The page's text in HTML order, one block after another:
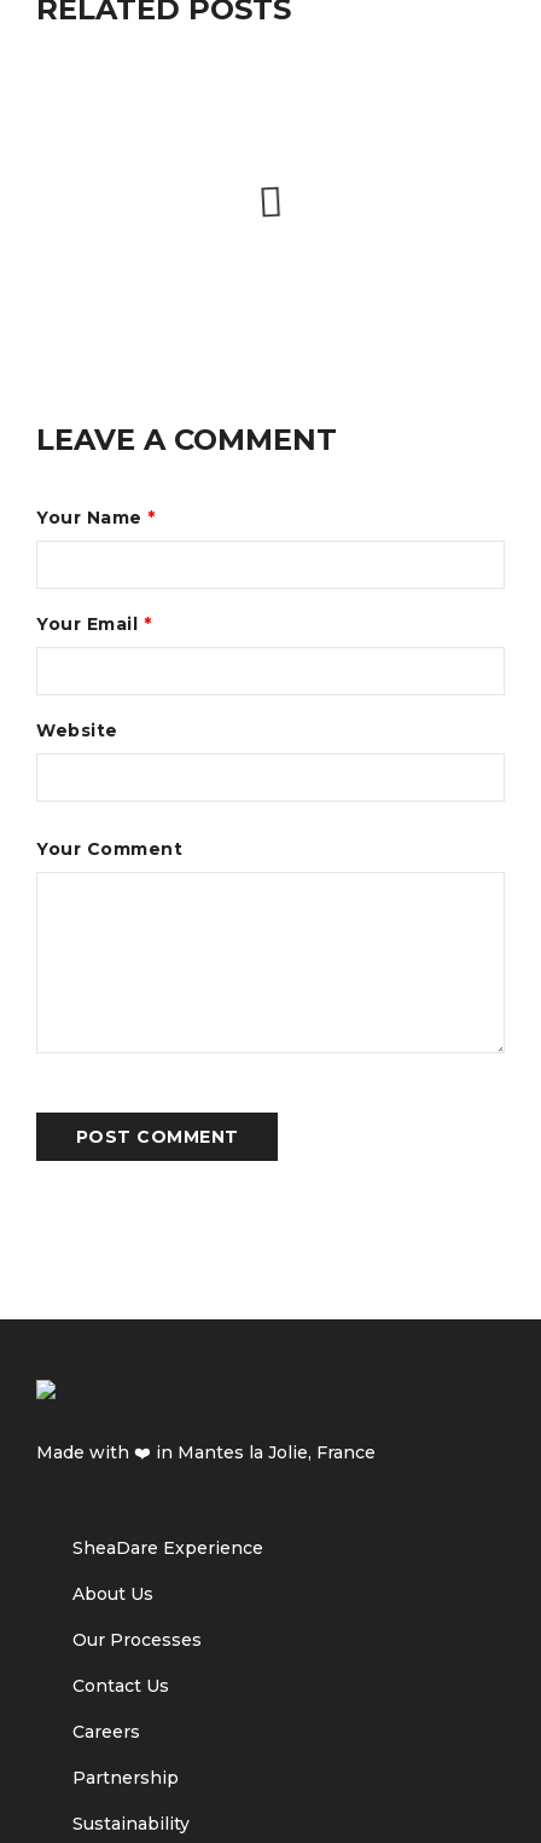
RELATED POSTS
LEAVE A COMMENT
Your Name *
Your Email *
Website
Your Comment
POST COMMENT
Made with ❤️ in Mantes la Jolie, France
SheaDare Experience
About Us
Our Processes
Contact Us
Careers
Partnership
Sustainability